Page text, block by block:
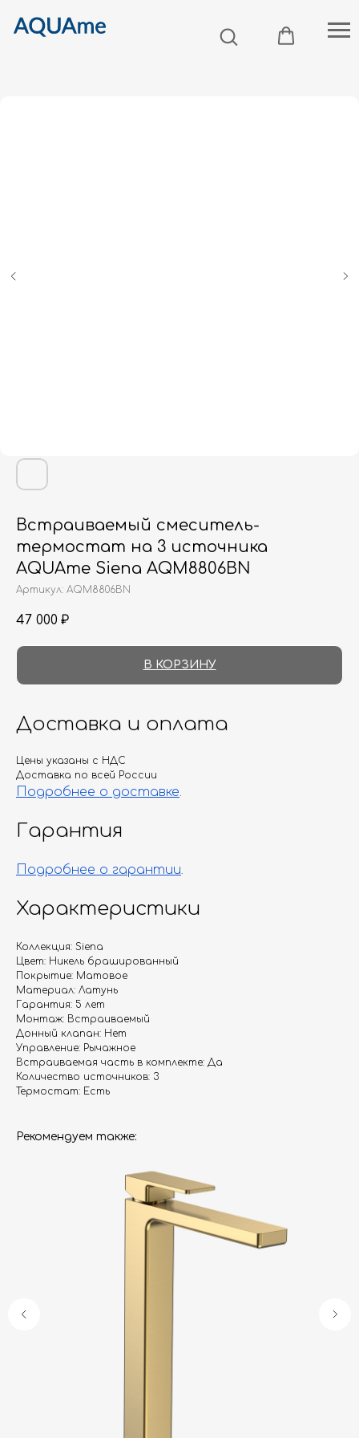
Встраиваемый смеситель-
термостат на 3 источника
AQUAme Siena AQM8806BN
Артикул: AQM8806BN
47 000 ₽
В КОРЗИНУ
Доставка и оплата
Цены указаны с НДС
Доставка по всей России
Подробнее о доставке.
Гарантия
Подробнее о гарантии.
Характеристики
Коллекция: Siena
Цвет: Никель брашированный
Покрытие: Матовое
Материал: Латунь
Гарантия: 5 лет
Монтаж: Встраиваемый
Донный клапан: Нет
Управление: Рычажное
Встраиваемая часть в комплекте: Да
Количество источников: 3
Термостат: Есть
Рекомендуем также:
Дизайнерам
Доставка и оплата